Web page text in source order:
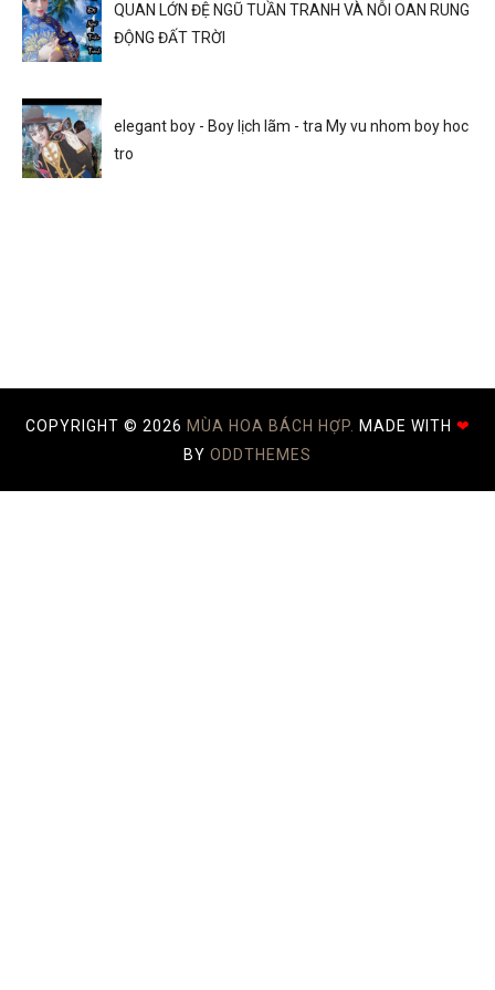
QUAN LỚN ĐỆ NGŨ TUẦN TRANH VÀ NỖI OAN RUNG
ĐỘNG ĐẤT TRỜI
elegant boy - Boy lịch lãm - tra My vu nhom boy hoc
tro
COPYRIGHT © 2026 MÙA HOA BÁCH HỢP. MADE WITH ❤
BY ODDTHEMES